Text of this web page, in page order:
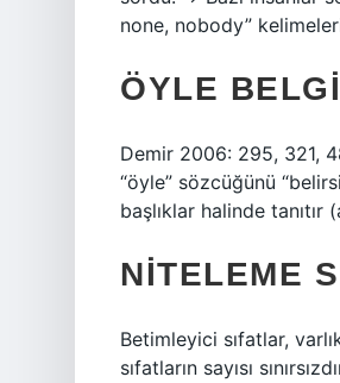
none, nobody”
ÖYLE
Demir 2006: 295, 321,
“öyle” sözcüğünü
başlıklar halinde tanıtır
NITELEME
Betimleyici sıfatlar,
sıfatların sayısı